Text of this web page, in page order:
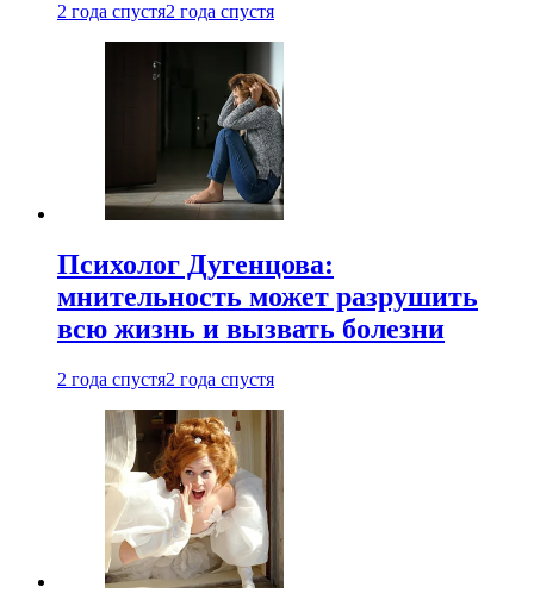
2 года спустя2 года спустя
Психолог Дугенцова:
мнительность может разрушить
всю жизнь и вызвать болезни
2 года спустя2 года спустя